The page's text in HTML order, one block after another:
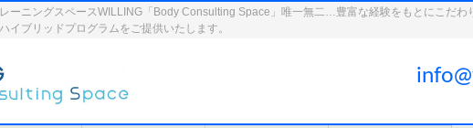
ーニングスペースWILLING「Body Consulting Space」唯一無二…豊富な経験をもとにこだわ
イブリッドプログラムをご提供いたします。